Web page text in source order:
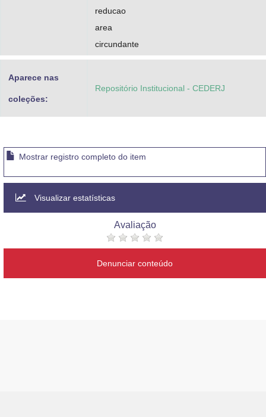
reducao
area
circundante
Aparece nas
coleções:
Repositório Institucional - CEDERJ
Mostrar registro completo do item
Visualizar estatísticas
Avaliação
Denunciar conteúdo